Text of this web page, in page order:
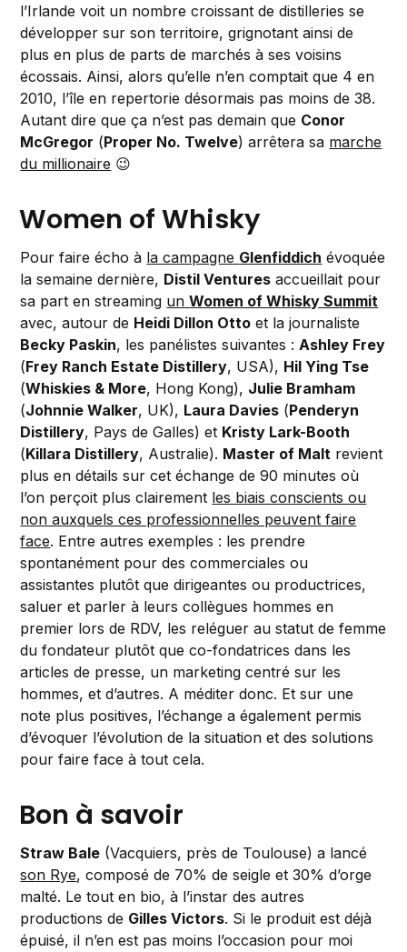
l’Irlande voit un nombre croissant de distilleries se
développer sur son territoire, grignotant ainsi de
plus en plus de parts de marchés à ses voisins
écossais. Ainsi, alors qu’elle n’en comptait que 4 en
2010, l’île en repertorie désormais pas moins de 38.
Autant dire que ça n’est pas demain que Conor
McGregor (Proper No. Twelve) arrêtera sa marche
du millionaire 😉
Women of Whisky
Pour faire écho à la campagne Glenfiddich évoquée
la semaine dernière, Distil Ventures accueillait pour
sa part en streaming unWomen of Whisky Summit
avec, autour de Heidi Dillon Otto et la journaliste
Becky Paskin, les panélistes suivantes :Ashley Frey
(Frey Ranch Estate Distillery, USA), Hil Ying Tse
(Whiskies & More, Hong Kong), Julie Bramham
(Johnnie Walker, UK), Laura Davies (Penderyn
Distillery, Pays de Galles) et Kristy Lark-Booth
(Killara Distillery, Australie). Master of Malt revient
plus en détails sur cet échange de 90 minutes où
l’on perçoit plus clairement les biais conscients ou
non auxquels ces professionnelles peuvent faire
face. Entre autres exemples : les prendre
spontanément pour des commerciales ou
assistantes plutôt que dirigeantes ou productrices,
saluer et parler à leurs collègues hommes en
premier lors de RDV, les reléguer au statut de femme
du fondateur plutôt que co-fondatrices dans les
articles de presse, un marketing centré sur les
hommes, et d’autres. A méditer donc. Et sur une
note plus positives, l’échange a également permis
d’évoquer l’évolution de la situation et des solutions
pour faire face à tout cela.
Bon à savoir
Straw Bale (Vacquiers, près de Toulouse) a lancé
son Rye, composé de 70% de seigle et 30% d’orge
malté. Le tout en bio, à l’instar des autres
productions de Gilles Victors. Si le produit est déjà
épuisé, il n’en est pas moins l’occasion pour moi